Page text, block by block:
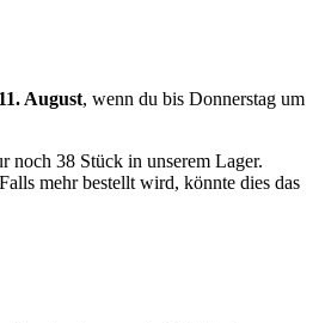
August, wenn du bis Donnerstag um
noch 38 Stück in unserem Lager.
mehr bestellt wird, könnte dies das